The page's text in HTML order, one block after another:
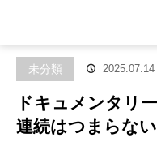
未分類 2025.07.14
ドキュメンタリ
連続はつまらない